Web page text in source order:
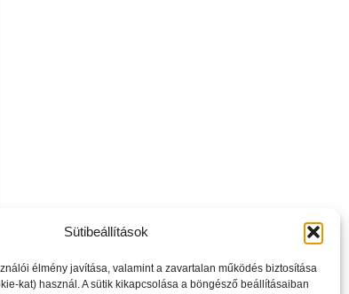
Sütibeállítások
élmény javítása, valamint a zavartalan működés biztosítása
kat) használ. A sütik kikapcsolása a böngésző beállításaiban